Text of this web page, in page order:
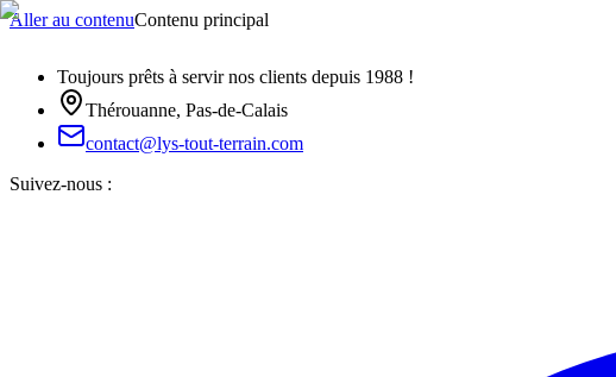
Aller au contenuContenu principal
Toujours prêts à servir nos clients depuis 1988 !
Thérouanne, Pas-de-Calais
contact@lys-tout-terrain.com
Suivez-nous :